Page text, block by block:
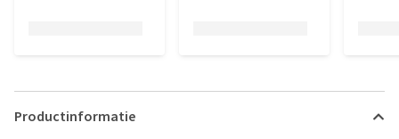
Productinformatie